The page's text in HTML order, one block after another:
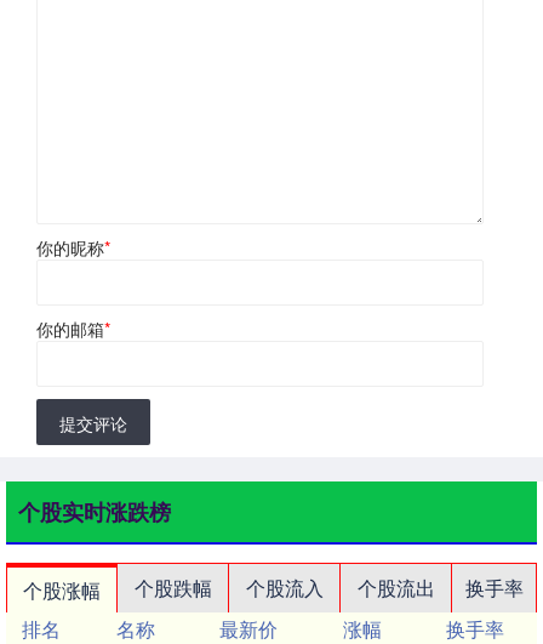
你的昵称*
你的邮箱*
提交评论
个股实时涨跌榜
个股涨幅 个股跌幅 个股流入 个股流出
换手率
排名
名称 最新价 涨幅
换手率